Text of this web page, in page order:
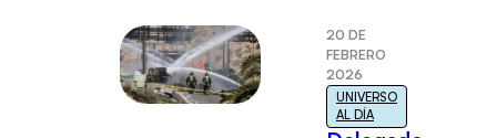
20 DE
FEBRERO
2026
UNIVERSO
AL DÍA